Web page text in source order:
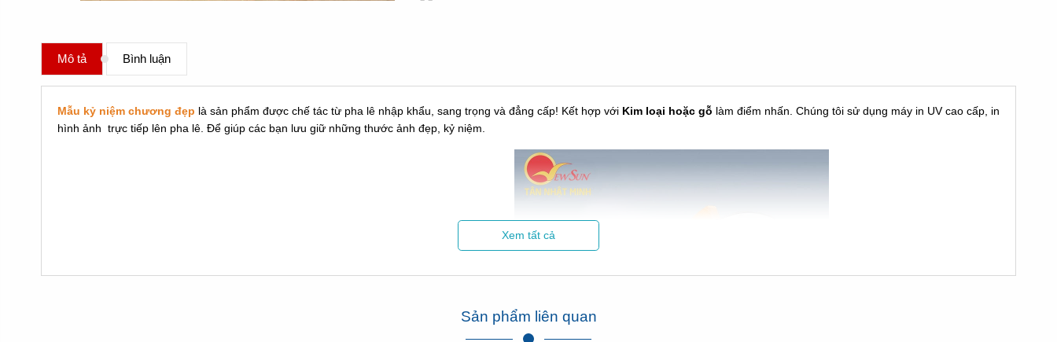
Mô tả Bình luận
Mẫu kỷ niệm chương đẹp là sản phẩm được chế tác từ pha lê nhập khẩu, sang trọng và đẳng cấp! Kết hợp với Kim loại hoặc gỗ làm điểm nhấn. Chúng tôi sử dụng máy in UV cao cấp, in
hình ảnh trực tiếp lên pha lê. Để giúp các bạn lưu giữ những thước ảnh đẹp, kỷ niệm.
Xem tất cả
Sản phẩm liên quan